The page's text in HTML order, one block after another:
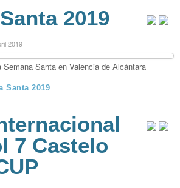
2019
2019
Santa en Valencia de Alcántara
Santa 2019
7 Castelo